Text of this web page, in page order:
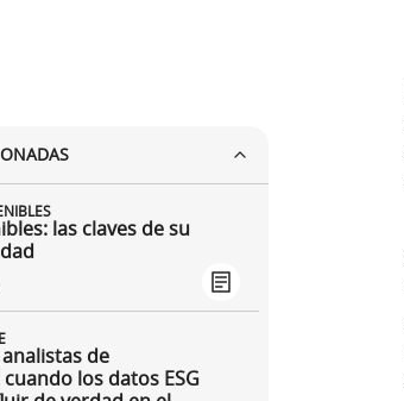
las claves de su
de
los datos ESG